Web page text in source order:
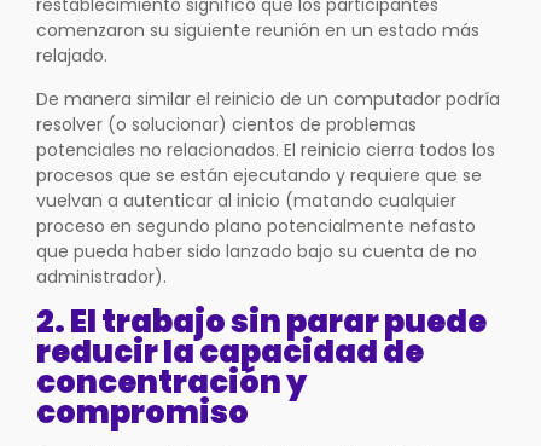
restablecimiento significó que los participantes
comenzaron su siguiente reunión en un estado más
relajado.
De manera similar el reinicio de un computador podría
resolver (o solucionar) cientos de problemas
potenciales no relacionados. El reinicio cierra todos los
procesos que se están ejecutando y requiere que se
vuelvan a autenticar al inicio (matando cualquier
proceso en segundo plano potencialmente nefasto
que pueda haber sido lanzado bajo su cuenta de no
administrador).
2. El trabajo sin parar puede
reducir la capacidad de
concentración y
compromiso